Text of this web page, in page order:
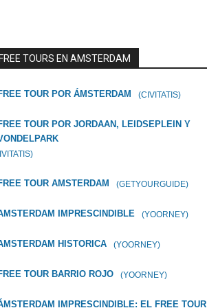
TOURS EN AMSTERDAM
TOUR POR ÁMSTERDAM (CIVITATIS)
TOUR POR JORDAAN, LEIDSEPLEIN Y
TOUR AMSTERDAM (GETYOURGUIDE)
IMPRESCINDIBLE (YOORNEY)
HISTORICA (YOORNEY)
TOUR BARRIO ROJO (YOORNEY)
IMPRESCINDIBLE: EL FREE TOUR